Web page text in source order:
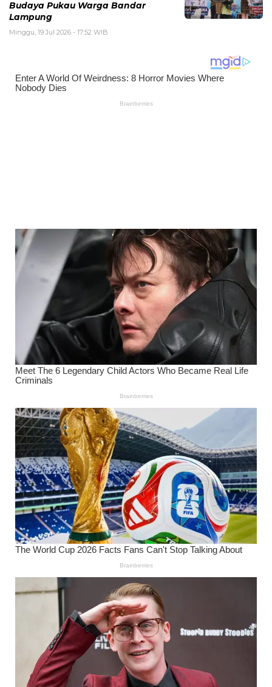
Budaya Pukau Warga Bandar
Lampung
Minggu, 19 Jul 2026 - 17:52 WIB